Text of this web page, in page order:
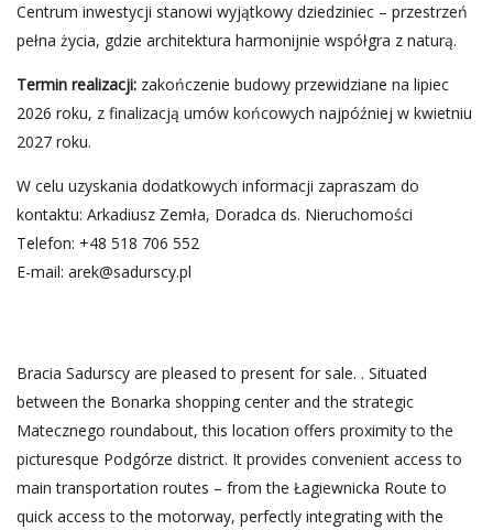
Centrum inwestycji stanowi wyjątkowy dziedziniec – przestrzeń
pełna życia, gdzie architektura harmonijnie współgra z naturą.
Termin realizacji: zakończenie budowy przewidziane na lipiec
2026 roku, z finalizacją umów końcowych najpóźniej w kwietniu
2027 roku.
W celu uzyskania dodatkowych informacji zapraszam do
kontaktu: Arkadiusz Zemła, Doradca ds. Nieruchomości
Telefon: +48 518 706 552
E-mail: arek@sadurscy.pl
Bracia Sadurscy are pleased to present for sale. . Situated
between the Bonarka shopping center and the strategic
Matecznego roundabout, this location offers proximity to the
picturesque Podgórze district. It provides convenient access to
main transportation routes – from the Łagiewnicka Route to
quick access to the motorway, perfectly integrating with the